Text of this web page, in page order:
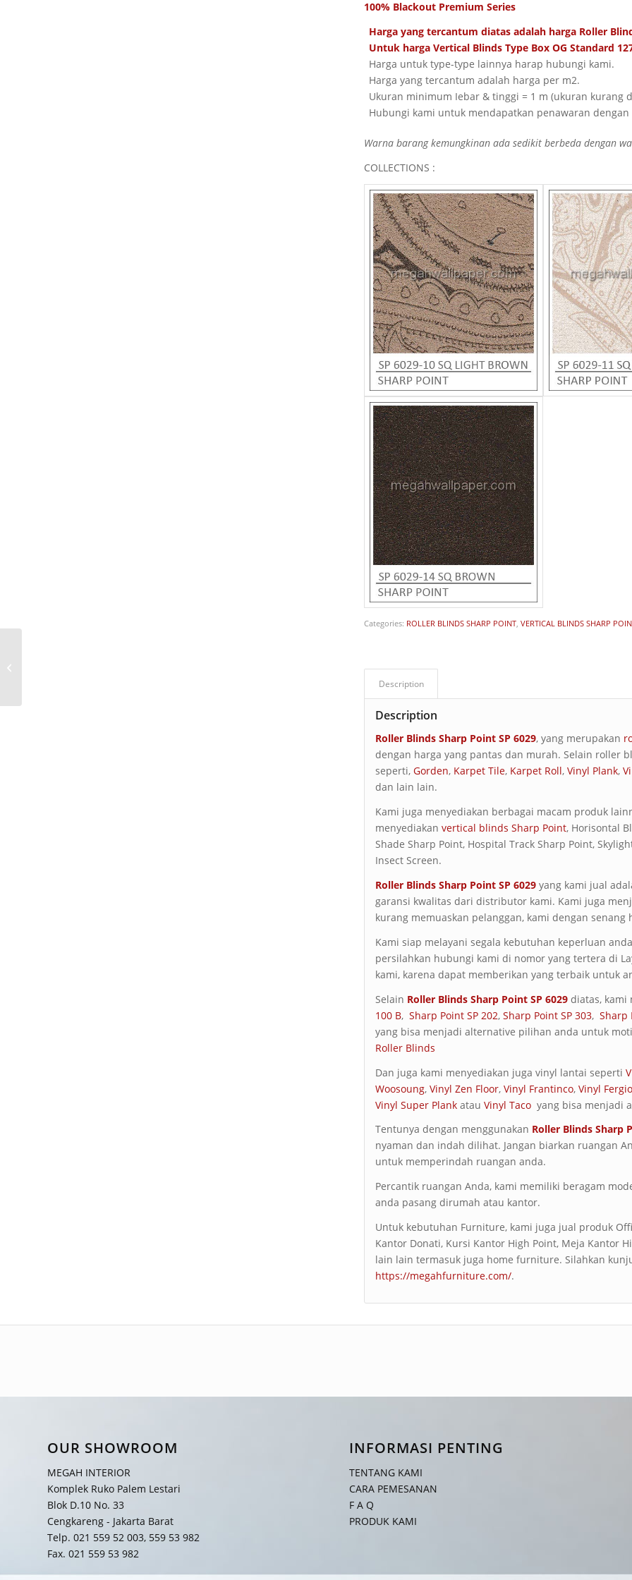
100% Blackout Premium Series
Harga yang tercantum diatas adalah harga Roller
Untuk harga Vertical Blinds Type Box OG Standard
Harga untuk type-type lainnya harap hubungi kami.
Harga yang tercantum adalah harga per m2.
Ukuran minimum Iebar & tinggi = 1 m (ukuran kurang
Hubungi kami untuk mendapatkan penawaran
Warna barang kemungkinan ada sedikit berbeda dengan
COLLECTIONS :
Categories: ROLLER BLINDS SHARP POINT,VERTICAL BLINDS SHARP
Description
Description
Roller Blinds Sharp Point SP 6029, yang merupakan
dengan harga yang pantas dan murah. Selain roller
seperti,Gorden, Karpet Tile, Karpet Roll,Vinyl Plank,
dan lain lain.
Kami juga menyediakan berbagai macam produk
menyediakanvertical blinds Sharp Point, Horisontal
Shade Sharp Point, Hospital Track Sharp Point,
Insect Screen.
Roller Blinds Sharp Point SP 6029yang kami jual
garansi kwalitas dari distributor kami. Kami juga
kurang memuaskan pelanggan, kami dengan
Kami siap melayani segala kebutuhan keperluan
persilahkan hubungi kami di nomor yang tertera di
kami, karena dapat memberikan yang terbaik untuk
Selain Roller Blinds Sharp Point SP 6029diatas,
100 B,Sharp Point SP 202,Sharp Point SP 303,Sharp
yang bisa menjadi alternative pilihan anda untuk
Roller Blinds
Dan juga kami menyediakan juga vinyl lantai seperti
Woosoung,Vinyl Zen Floor,Vinyl Frantinco,Vinyl
Vinyl Super Plank atauVinyl Taco yang bisa menjadi
Tentunya dengan menggunakan Roller Blinds Sharp
nyaman dan indah dilihat. Jangan biarkan ruangan
untuk memperindah ruangan anda.
Percantik ruangan Anda, kami memiliki beragam
anda pasang dirumah atau kantor.
Untuk kebutuhan Furniture, kami juga jual produk
Kantor Donati, Kursi Kantor High Point, Meja Kantor
lain lain termasuk juga home furniture. Silahkan
https://megahfurniture.com/.
OUR SHOWROOM
MEGAH INTERIOR
Komplek Ruko Palem Lestari
Blok D.10 No. 33
Cengkareng - Jakarta Barat
Telp. 021 559 52 003, 559 53 982
Fax. 021 559 53 982
INFORMASI PENTING
TENTANG KAMI
CARA PEMESANAN
F A Q
PRODUK KAMI